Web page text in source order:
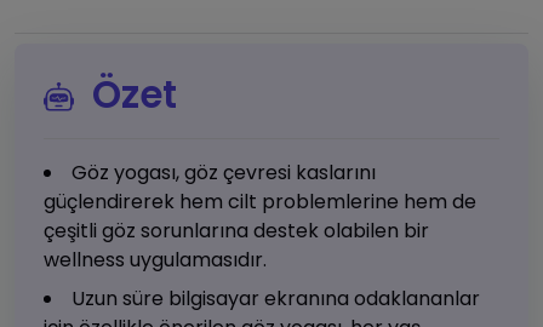
Özet
Göz yogası, göz çevresi kaslarını
güçlendirerek hem cilt problemlerine hem de
çeşitli göz sorunlarına destek olabilen bir
wellness uygulamasıdır.
Uzun süre bilgisayar ekranına odaklananlar